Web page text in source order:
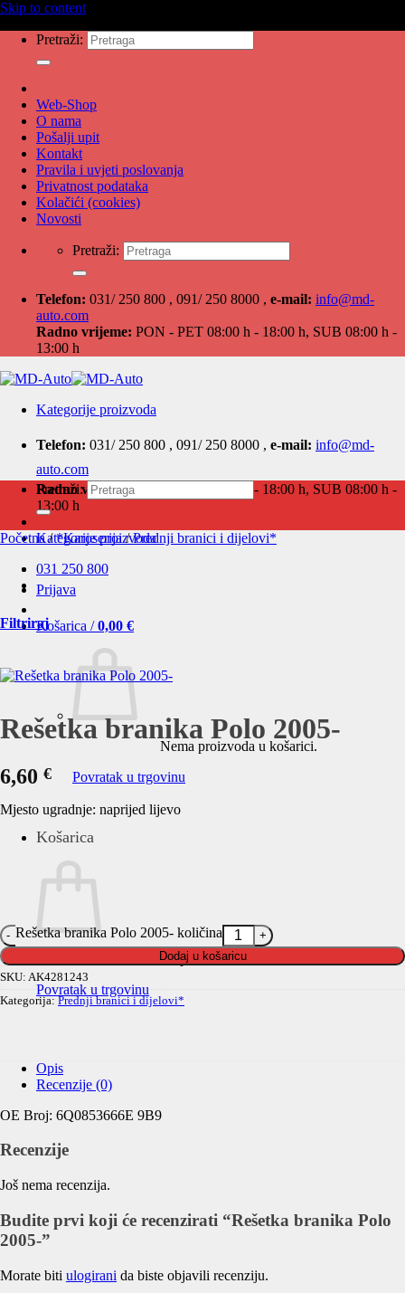
Skip to content
Pretraži:
Web-Shop
O nama
Pošalji upit
Kontakt
Pravila i uvjeti poslovanja
Privatnost podataka
Kolačići (cookies)
Novosti
Pretraži:
Telefon: 031/ 250 800 , 091/ 250 8000 , e-mail: info@md-
auto.com
Radno vrijeme: PON - PET 08:00 h - 18:00 h, SUB 08:00 h -
13:00 h
Kategorije proizvoda
Telefon: 031/ 250 800 , 091/ 250 8000 , e-mail: info@md-
auto.com
Radno vrijeme:PON - PET 08:00 h - 18:00 h, SUB 08:00 h -
13:00 h
Kategorije proizvoda
031 250 800
Prijava
Košarica /0,00 €
Nema proizvoda u košarici.
Povratak u trgovinu
Košarica
Nema proizvoda u košarici.
Povratak u trgovinu
Pretraži:
Početna / *Karoserija / Prednji branici i dijelovi*
Filtriraj
Rešetka branika Polo 2005-
6,60 €
Mjesto ugradnje: naprijed lijevo
Rešetka branika Polo 2005- količina
Dodaj u košaricu
SKU: AK4281243
Kategorija:Prednji branici i dijelovi*
Opis
Recenzije (0)
OE Broj: 6Q0853666E 9B9
Recenzije
Još nema recenzija.
Budite prvi koji će recenzirati “Rešetka branika Polo
2005-”
Morate biti ulogirani da biste objavili recenziju.